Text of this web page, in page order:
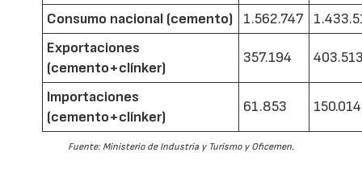
Consumo nacional (cemento)
1.562.747
Exportaciones
(cemento+clínker)
357.194
Importaciones
(cemento+clínker)
61.853 150.014
Fuente: Ministerio de Industria y Turismo y Oficemen.